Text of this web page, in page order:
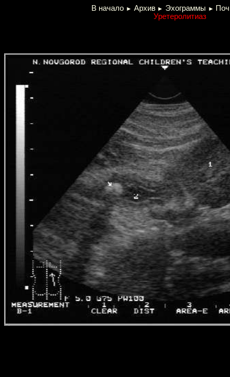
В начало ► Архив ► Эхограммы ►
Уретеролитиаз